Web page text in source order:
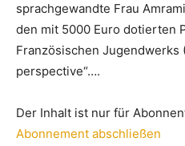
sprachgewandte Frau
den mit 5000 Euro dotierten
Französischen Jugendwerks
perspective“….
Der Inhalt ist nur für
Abonnement abschließen